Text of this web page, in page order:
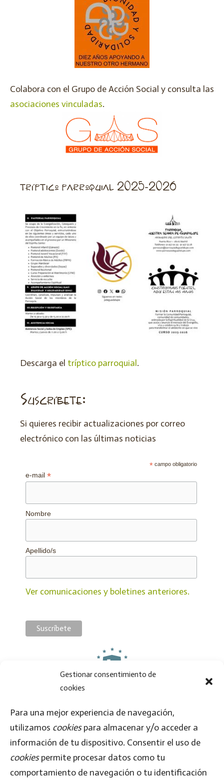
Gestionar consentimiento de
cookies
Para una mejor experiencia de navegación,
utilizamos cookiespara almacenar y/o acceder a
información de tu dispositivo. Consentir el uso de
cookiespermite procesar datos como tu
comportamiento de navegación o tu identificación
Colabora con el Grupo de Acción Social y consulta las
asociaciones vinculadas.
tríptico parroquial 2025-2026
Descarga el tríptico parroquial.
Suscríbete:
Si quieres recibir actualizaciones por correo
electrónico con las últimas noticias
*campo obligatorio
e-mail*
Nombre
Apellido/s
Ver comunicaciones y boletines anteriores.
Al enviar este formulario, aceptas que la información proporcionada se transfiera a
Política de Privacidad
Síguenos en